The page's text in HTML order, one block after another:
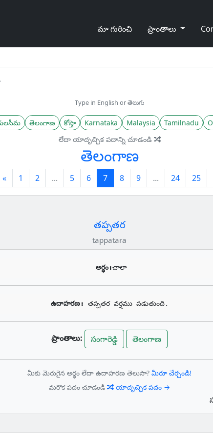
మా గురించి ప్రాంతాలు
Type in English or తెలుగు
తెలంగాణ కోస్తా Karnataka Malaysia Tamilnadu
లేదా యాదృచ్ఛిక పదాన్ని చూడండి
తెలంగాణ
«Previous
1 2 ... 5 6 7(current)
8 9 ... 24 25
తప్పతర
tappatara
అర్థం:చాలా
ఉదాహరణ: తప్పతర వర్షము పడుతుంది.
ప్రాంతాలు: సంగారెడ్డి తెలంగాణ
మీకు మెరుగైన అర్థం లేదా ఉదాహరణ తెలుసా? మీరూ చేర్చండి!
మరొక పదం చూడండి
యాదృచ్ఛిక పదం →